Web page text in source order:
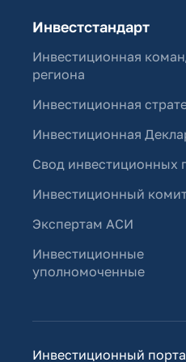
Инвестстандарт
Инвестиционная
региона
Инвестиционная
Инвестиционная
Свод инвестиционных
Инвестиционный
Экспертам АСИ
Инвестиционные
уполномоченные
Инвестиционный